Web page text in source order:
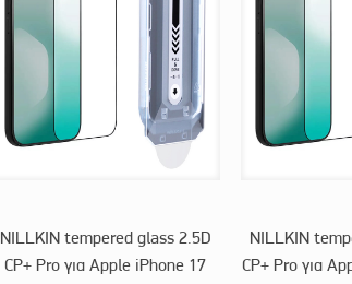
NILLKIN tempered glass 2.5D
CP+ Pro για Apple iPhone 17
NILLKIN
CP+ Pro για